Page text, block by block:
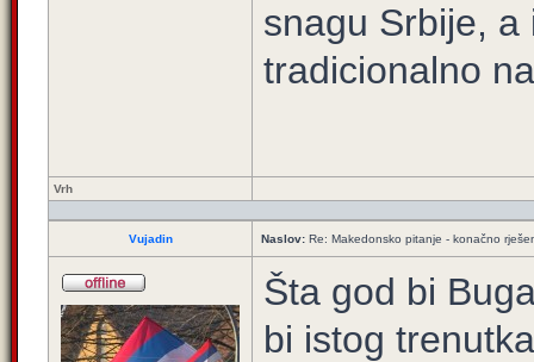
snagu Srbije,
tradicionalno
Vrh
Vujadin Naslov: Re: Makedonsko pitanje - konačno
Šta god bi
bi istog